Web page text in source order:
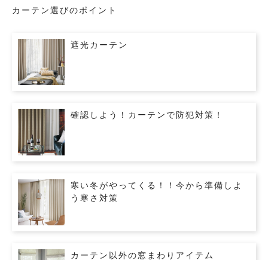
カーテン選びのポイント
遮光カーテン
確認しよう！カーテンで防犯対策！
寒い冬がやってくる！！今から準備しよ
う寒さ対策
カーテン以外の窓まわりアイテム